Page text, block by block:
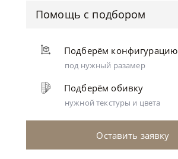
Помощь с подбором
Подберём конфигурацию
под нужный разамер
Подберём обивку
нужной текстуры и цвета
Оставить заявку